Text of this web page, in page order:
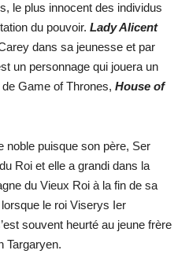
le plus innocent des individus
du pouvoir. Lady Alicent
dans sa jeunesse et par
un personnage qui jouera un
Game of Thrones, House of
noble puisque son père, Ser
Roi et elle a grandi dans la
du Vieux Roi à la fin de sa
le roi Viserys Ier
souvent heurté au jeune frère
Targaryen.